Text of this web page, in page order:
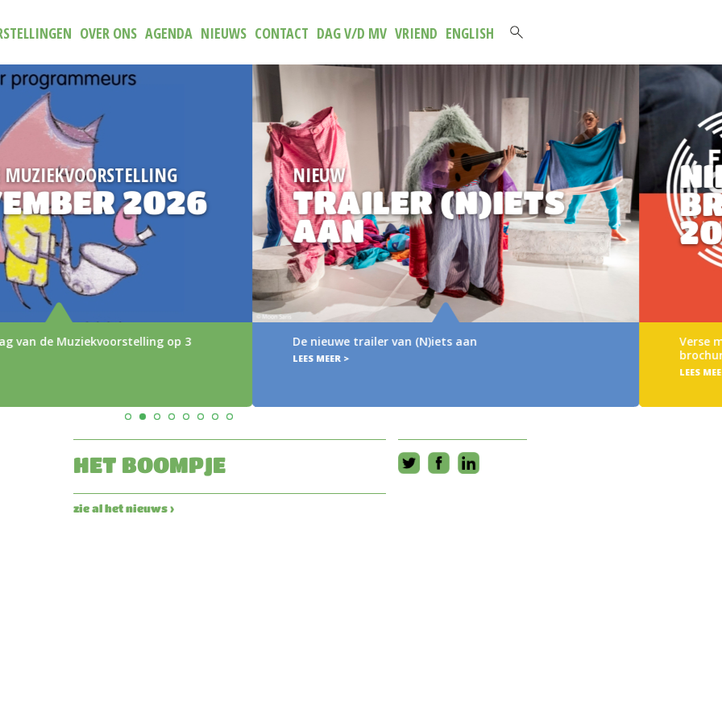
OVER ONS AGENDA NIEUWS CONTACT DAG V/D MV VRIEND ENGLISH
NIEUW
TRAILER (N)IETS
AAN
De nieuwe trailer van (N)iets aan
NIEUWE
BROCHURE
2027
Verse muziek voor het jongste publiek Voor u
HET BOOMPJE
zie al het nieuws ›